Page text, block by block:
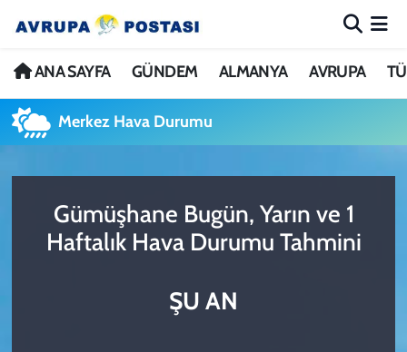
ANA SAYFA GÜNDEM ALMANYA AVRUPA
Merkez Hava Durumu
Gümüşhane Bugün, Yarın ve 1
Haftalık Hava Durumu Tahmini
ŞU AN
ANA SAYFA
GÜNDEM
AVRUPA
TÜRKİYE
Nöbetçi Eczaneler
Hava Durumu
Trafik Durumu
Avrupa Ligi Puan Durumu ve Fikstür